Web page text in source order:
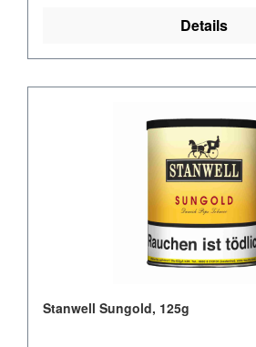
Details
Stanwell Sungold, 125g